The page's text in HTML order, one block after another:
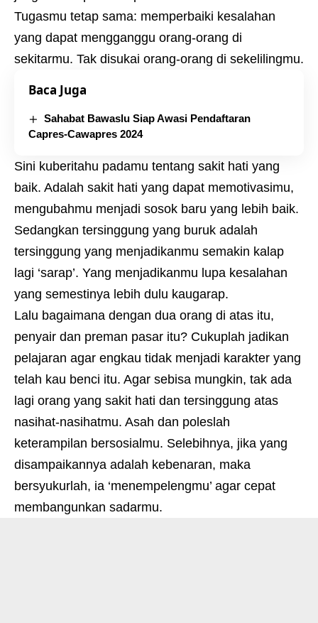
Tugasmu tetap sama: memperbaiki kesalahan
yang dapat mengganggu orang-orang di
sekitarmu. Tak disukai orang-orang di sekelilingmu.
Baca Juga
Sahabat Bawaslu Siap Awasi Pendaftaran
Capres-Cawapres 2024
Sini kuberitahu padamu tentang sakit hati yang
baik. Adalah sakit hati yang dapat memotivasimu,
mengubahmu menjadi sosok baru yang lebih baik.
Sedangkan tersinggung yang buruk adalah
tersinggung yang menjadikanmu semakin kalap
lagi ‘sarap’. Yang menjadikanmu lupa kesalahan
yang semestinya lebih dulu kaugarap.
Lalu bagaimana dengan dua orang di atas itu,
penyair dan preman pasar itu? Cukuplah jadikan
pelajaran agar engkau tidak menjadi karakter yang
telah kau benci itu. Agar sebisa mungkin, tak ada
lagi orang yang sakit hati dan tersinggung atas
nasihat-nasihatmu. Asah dan poleslah
keterampilan bersosialmu. Selebihnya, jika yang
disampaikannya adalah kebenaran, maka
bersyukurlah, ia ‘menempelengmu’ agar cepat
membangunkan sadarmu.